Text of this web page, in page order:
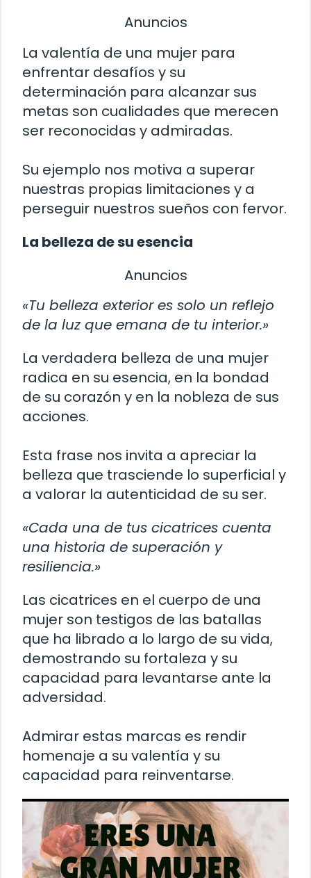
Anuncios
La valentía de una mujer para
enfrentar desafíos y su
determinación para alcanzar sus
metas son cualidades que merecen
ser reconocidas y admiradas.
Su ejemplo nos motiva a superar
nuestras propias limitaciones y a
perseguir nuestros sueños con fervor.
La belleza de su esencia
Anuncios
«Tu belleza exterior es solo un reflejo
de la luz que emana de tu interior.»
La verdadera belleza de una mujer
radica en su esencia, en la bondad
de su corazón y en la nobleza de sus
acciones.
Esta frase nos invita a apreciar la
belleza que trasciende lo superficial y
a valorar la autenticidad de su ser.
«Cada una de tus cicatrices cuenta
una historia de superación y
resiliencia.»
Las cicatrices en el cuerpo de una
mujer son testigos de las batallas
que ha librado a lo largo de su vida,
demostrando su fortaleza y su
capacidad para levantarse ante la
adversidad.
Admirar estas marcas es rendir
homenaje a su valentía y su
capacidad para reinventarse.